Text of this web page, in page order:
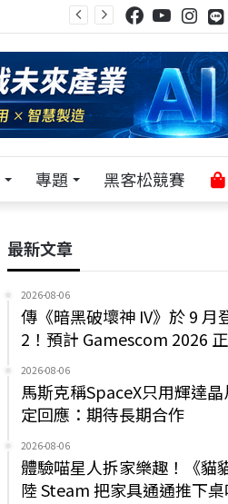
專題 黑客松競賽
最新文章
2026-08-06
傳《暗黑破壞神 IV》於 9 月
2！預計 Gamescom 2026
2026-08-06
馬斯克稱SpaceX只用輝達
定回應：期待長期合作
2026-08-06
體驗喵星人拆家樂趣！《貓
陸 Steam 把家具通通推下